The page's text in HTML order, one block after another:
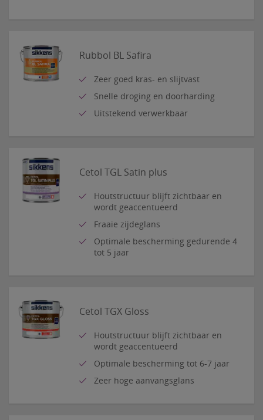
Rubbol BL Safira
Zeer goed kras- en slijtvast
Snelle droging en doorharding
Uitstekend verwerkbaar
Cetol TGL Satin plus
Houtstructuur blijft zichtbaar en
wordt geaccentueerd
Fraaie zijdeglans
Optimale bescherming gedurende 4
tot 5 jaar
Cetol TGX Gloss
Houtstructuur blijft zichtbaar en
wordt geaccentueerd
Optimale bescherming tot 6-7 jaar
Zeer hoge aanvangsglans